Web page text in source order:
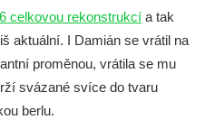
celkovou rekonstrukcí a tak
aktuální. I Damián se vrátil na
proměnou, vrátila se mu
svázané svíce do tvaru
berlu.